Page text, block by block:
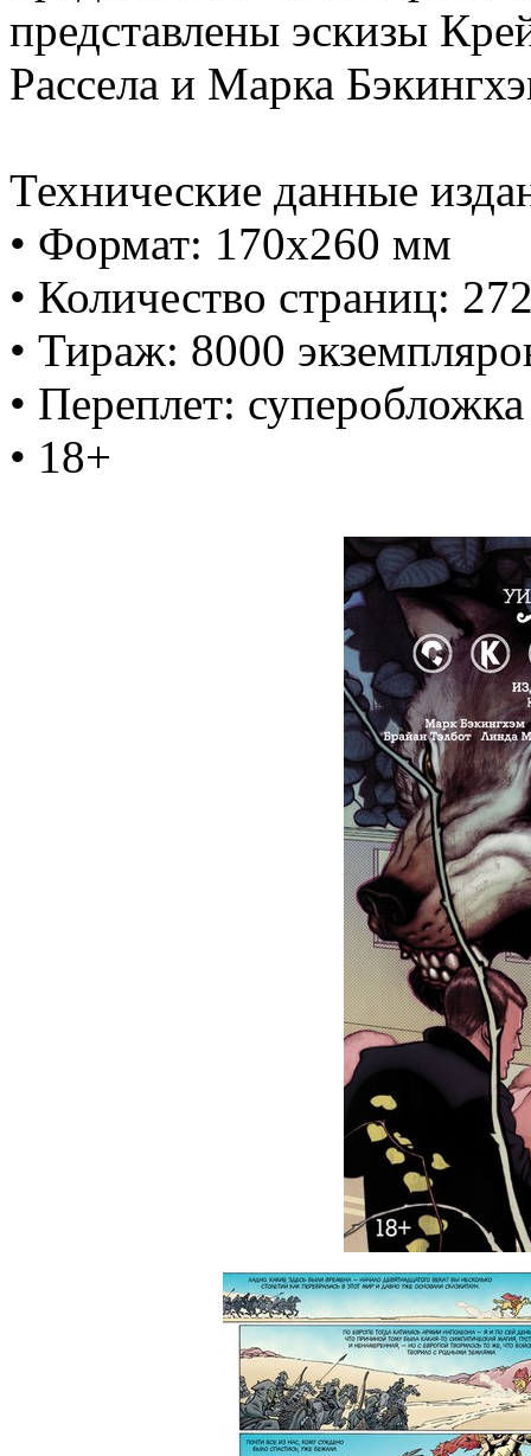
представлены эскизы
Рассела и Марка
Технические данные
• Формат: 170х260 мм
• Количество страниц:
• Тираж: 8000
• Переплет:
• 18+